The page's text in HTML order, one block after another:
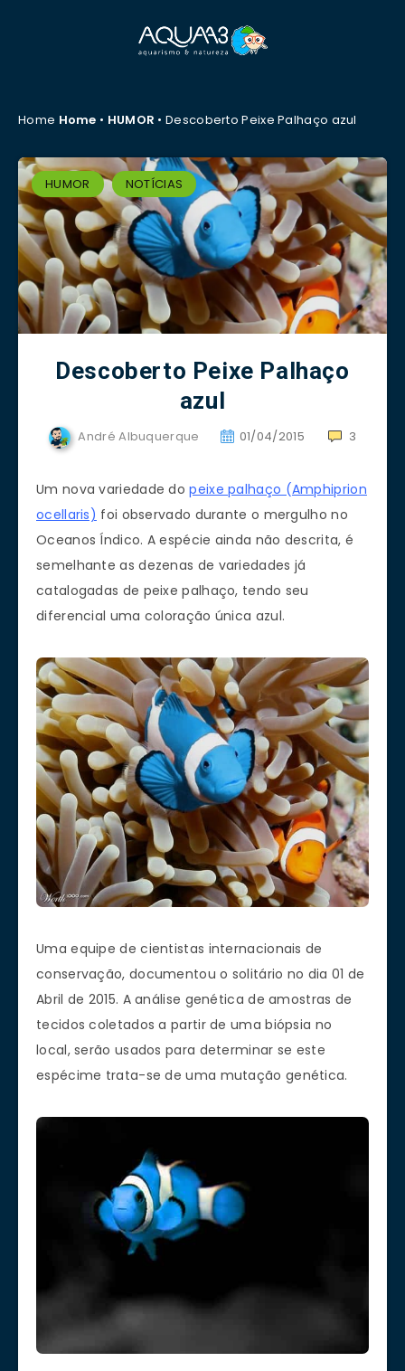
Home Home • HUMOR •Descoberto Peixe Palhaço azul
HUMOR NOTÍCIAS
Descoberto Peixe Palhaço
azul
André Albuquerque 01/04/2015 3
Um nova variedade dopeixe palhaço (Amphiprion
ocellaris) foi observado durante o mergulho no
Oceanos Índico. A espécie ainda não descrita, é
semelhante as dezenas de variedades já
catalogadas de peixe palhaço, tendo seu
diferencial uma coloração única azul.
Uma equipe de cientistas internacionais de
conservação, documentou o solitário no dia 01 de
Abril de 2015. A análise genética de amostras de
tecidos coletados a partir de uma biópsia no
local, serão usados para determinar se este
espécime trata-se de uma mutação genética.